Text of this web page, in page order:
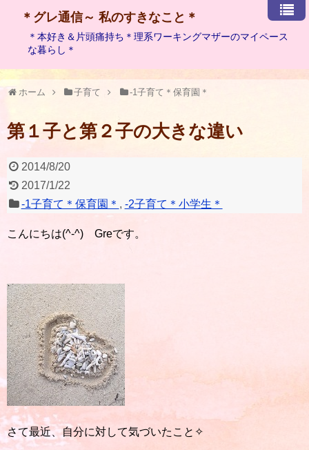
＊グレ通信～ 私のすきなこと＊
＊本好き＆片頭痛持ち＊理系ワーキングマザーのマイペース
な暮らし＊
ホーム 子育て -1子育て＊保育園＊
第１子と第２子の大きな違い
2014/8/20
2017/1/22
-1子育て＊保育園＊ , -2子育て＊小学生＊
こんにちは(^-^) Greです。
さて最近、自分に対して気づいたこと✧